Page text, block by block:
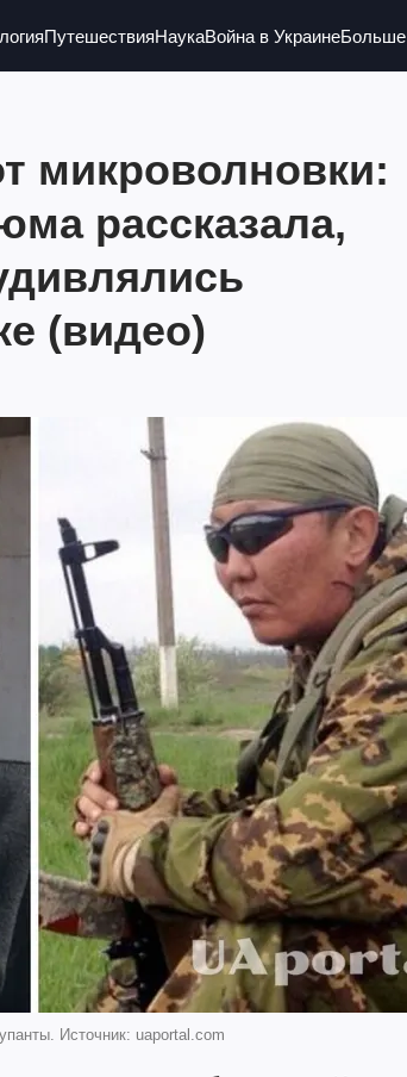
ПутешествияНаукаВойна в УкраинеБольше
микроволновки:
рассказала,
(видео)
Источник: uaportal.com